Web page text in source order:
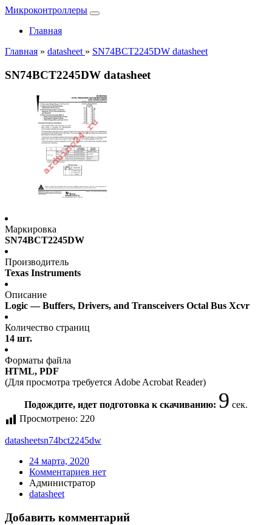
Микроконтроллеры
Главная
Главная » datasheet » SN74BCT2245DW datasheet
SN74BCT2245DW datasheet
Маркировка
SN74BCT2245DW
Производитель
Texas Instruments
Описание
Logic — Buffers, Drivers, and Transceivers Octal Bus Xcvr
Количество страниц
14 шт.
Форматы файла
HTML, PDF
(Для просмотра требуется Adobe Acrobat Reader)
Подождите, идет подготовка к скачиванию: 9 сек.
Просмотрено: 220
datasheetsn74bct2245dw
24 марта, 2020
Комментариев нет
Администратор
datasheet
Добавить комментарий